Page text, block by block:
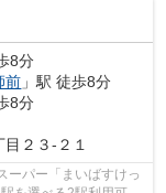
8分
前 」駅 徒歩8分
8分
目２３-２１
ーパー「まいばすけっ